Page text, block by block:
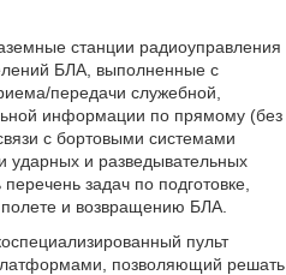
станции радиоуправления
БЛА, выполненные с
передачи служебной,
информации по прямому (без
с бортовыми системами
и разведывательных
задач по подготовке,
и возвращению БЛА.
пульт
позволяющий решать